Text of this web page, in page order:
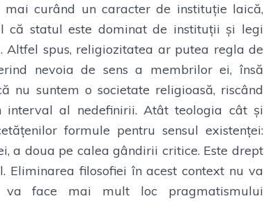
curând un caracter de instituție laică,
că statul este dominat de instituții și legi
Altfel spus, religiozitatea ar putea regla de
nevoia de sens a membrilor ei, însă
nu suntem o societate religioasă, riscând
interval al nedefinirii. Atât teologia cât și
formule pentru sensul existenței:
a doua pe calea gândirii critice. Este drept
Eliminarea filosofiei în acest context nu va
va face mai mult loc pragmatismului